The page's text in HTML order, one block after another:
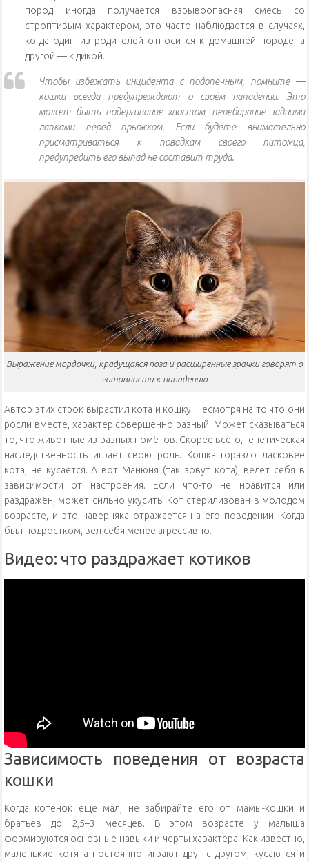
пород иногда получается взрывоопасная смесь со
строптивым характером, это часто наблюдается в случаях,
когда один из родителей относится к домашней породе, а
другой — к дикой.
Чтобы избежать инцидента с подопечным, помните —
кошки всегда предупреждают о своём нападении. Это
может быть подёргивание хвостом, перебирание задними
лапками перед прыжком. Если будете внимательно
присматриваться к повадкам своего питомца,
предупредить его выпад не составит труда.
Выражение мордочки, крадущаяся поза и расширенные зрачки говорят о
готовности к нападению
Автор этих строк вырастил кота и кошку. Несмотря на то что они
росли вместе, характер совершенно разный. Может сказываться
то, что животные из разных помётов. Скорее всего, генетическая
наследственность играет свою роль. Кошка гораздо ласковее
кота, не кусается. А вот Манюня (так зовут кота), ведёт себя в
зависимости от настроения. Если что-то не нравится или
раздражён, может сильно укусить. Кот стерилизован в молодом
возрасте, и это наверняка отражается на его поведении. Когда
был подростком, вёл себя менее агрессивно.
Видео: что раздражает котиков
Зависимость поведения от возраста
кошки
Когда котёнок ещё мал, не забирайте его от мамы-кошки и
братьев до 2,5–3 месяцев. В этом возрасте у малыша
формируются основные навыки и черты характера. Как известно,
маленькие котята постоянно играют друг с другом, кусаются и